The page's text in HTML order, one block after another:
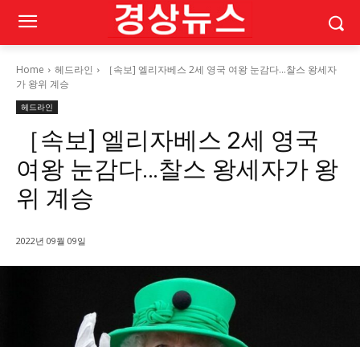
Home 헤드라인
［속보] 엘리자베스 2세 영국 여왕 눈감다…찰스 왕세자
가 왕위 계승
헤드라인
［속보] 엘리자베스 2세 영국
여왕 눈감다…찰스 왕세자가 왕
위 계승
2022년 09월 09일